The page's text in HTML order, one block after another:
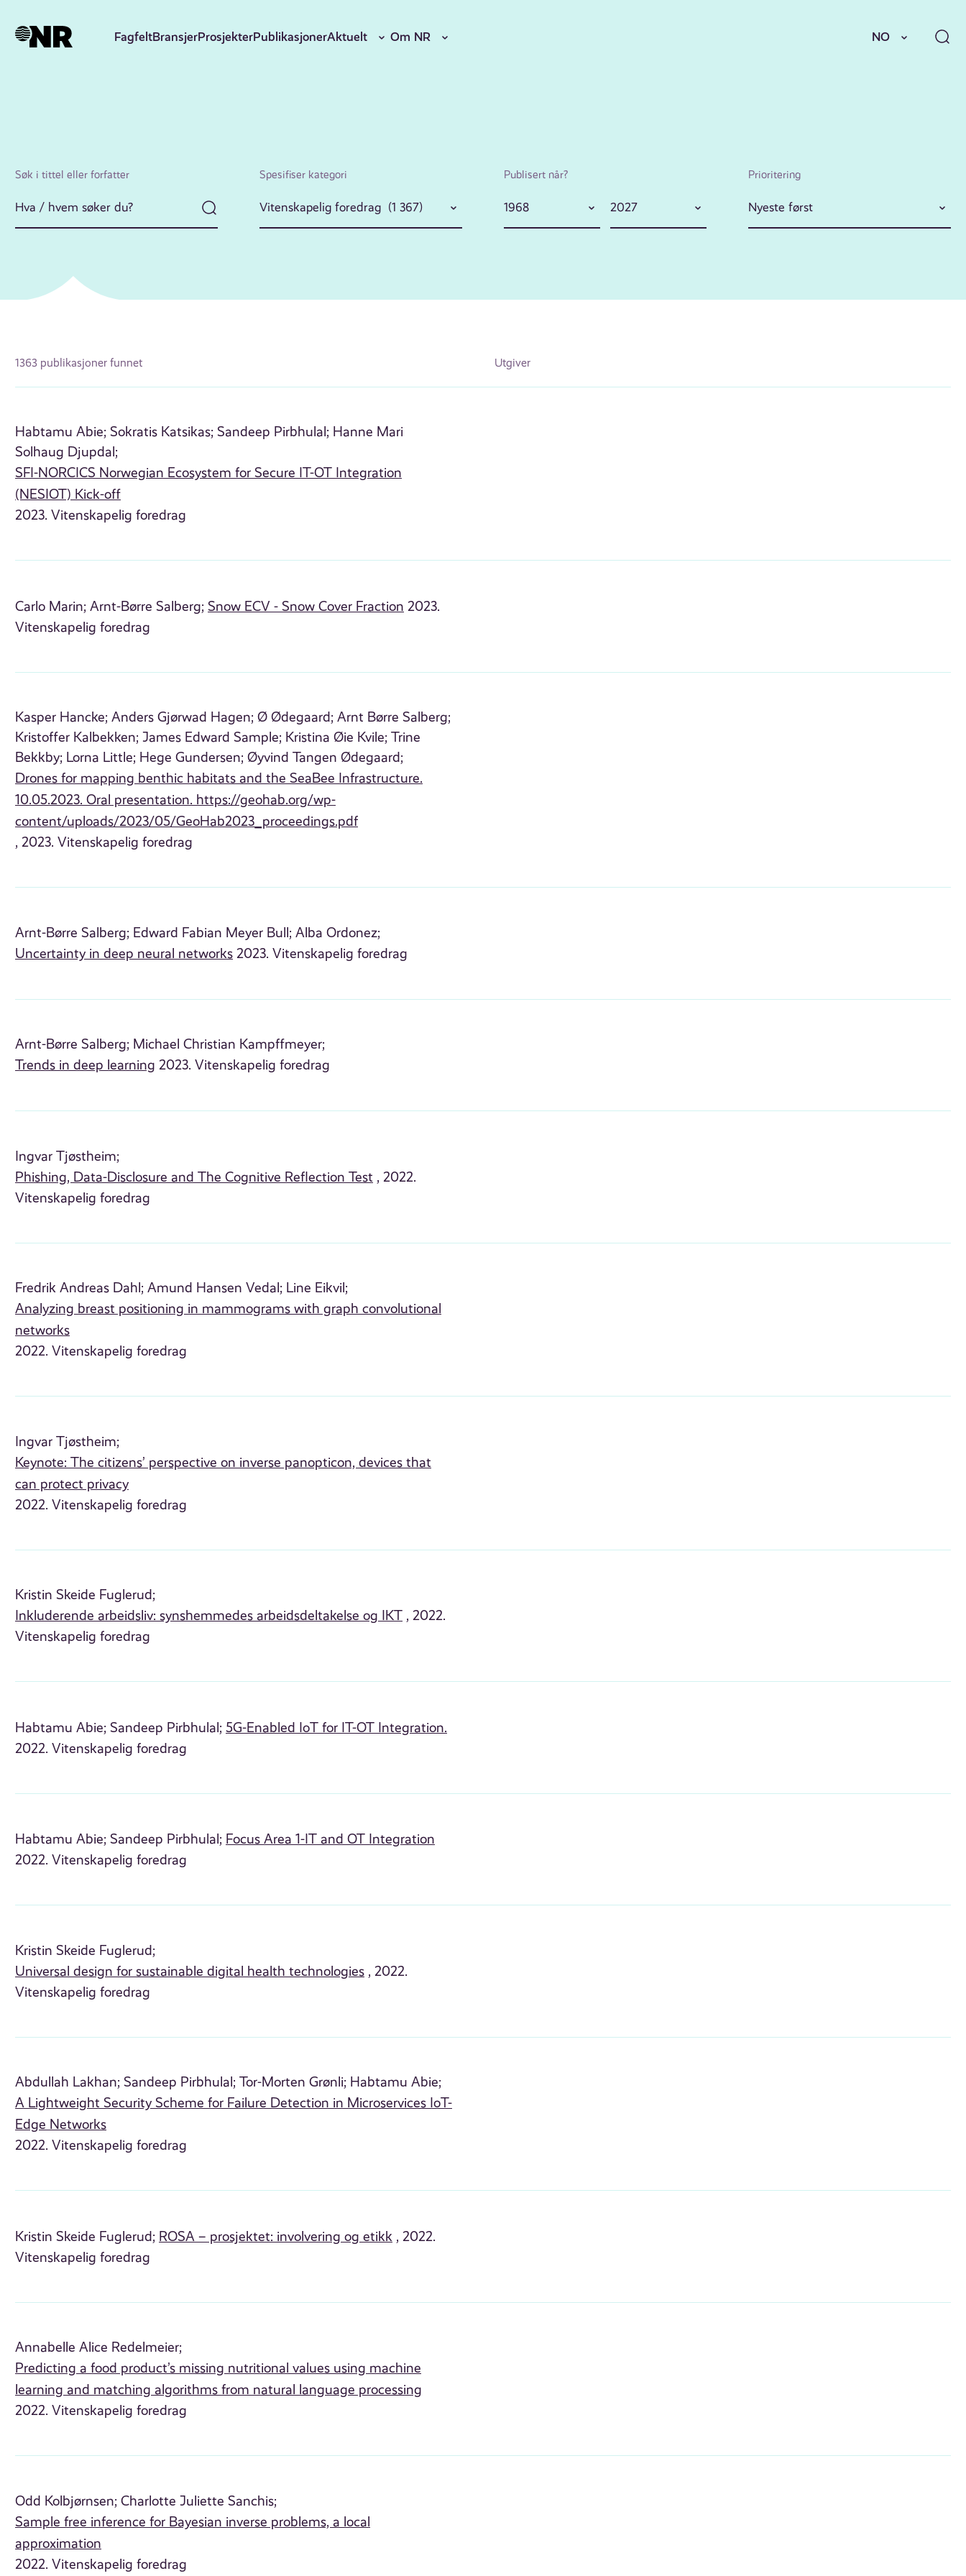
hovedinnhold
FagfeltBransjerProsjekterPublikasjonerAktuelt Om NR NO
Søk i tittel eller forfatter Spesifiser kategori
Vitenskapelig foredrag (1 367)
Publisert når?
1968 2027
Prioritering
Nyeste først
1363 publikasjoner funnet Utgiver
Habtamu Abie; Sokratis Katsikas; Sandeep Pirbhulal; Hanne Mari
Solhaug Djupdal;
SFI-NORCICS Norwegian Ecosystem for Secure IT-OT Integration
(NESIOT) Kick-off
2023. Vitenskapelig foredrag
Carlo Marin; Arnt-Børre Salberg; Snow ECV - Snow Cover Fraction 2023.
Vitenskapelig foredrag
Kasper Hancke; Anders Gjørwad Hagen; Ø Ødegaard; Arnt Børre Salberg;
Kristoffer Kalbekken; James Edward Sample; Kristina Øie Kvile; Trine
Bekkby; Lorna Little; Hege Gundersen; Øyvind Tangen Ødegaard;
Drones for mapping benthic habitats and the SeaBee Infrastructure.
10.05.2023. Oral presentation. https://geohab.org/wp-
content/uploads/2023/05/GeoHab2023_proceedings.pdf
, 2023. Vitenskapelig foredrag
Arnt-Børre Salberg; Edward Fabian Meyer Bull; Alba Ordonez;
Uncertainty in deep neural networks 2023. Vitenskapelig foredrag
Arnt-Børre Salberg; Michael Christian Kampffmeyer;
Trends in deep learning 2023. Vitenskapelig foredrag
Ingvar Tjøstheim;
Phishing, Data-Disclosure and The Cognitive Reflection Test , 2022.
Vitenskapelig foredrag
Fredrik Andreas Dahl; Amund Hansen Vedal; Line Eikvil;
Analyzing breast positioning in mammograms with graph convolutional
networks
2022. Vitenskapelig foredrag
Ingvar Tjøstheim;
Keynote: The citizens’ perspective on inverse panopticon, devices that
can protect privacy
2022. Vitenskapelig foredrag
Kristin Skeide Fuglerud;
Inkluderende arbeidsliv: synshemmedes arbeidsdeltakelse og IKT , 2022.
Vitenskapelig foredrag
Habtamu Abie; Sandeep Pirbhulal; 5G-Enabled IoT for IT-OT Integration.
2022. Vitenskapelig foredrag
Habtamu Abie; Sandeep Pirbhulal; Focus Area 1-IT and OT Integration
2022. Vitenskapelig foredrag
Kristin Skeide Fuglerud;
Universal design for sustainable digital health technologies , 2022.
Vitenskapelig foredrag
Abdullah Lakhan; Sandeep Pirbhulal; Tor-Morten Grønli; Habtamu Abie;
A Lightweight Security Scheme for Failure Detection in Microservices IoT-
Edge Networks
2022. Vitenskapelig foredrag
Kristin Skeide Fuglerud; ROSA – prosjektet: involvering og etikk , 2022.
Vitenskapelig foredrag
Annabelle Alice Redelmeier;
Predicting a food product’s missing nutritional values using machine
learning and matching algorithms from natural language processing
2022. Vitenskapelig foredrag
Odd Kolbjørnsen; Charlotte Juliette Sanchis;
Sample free inference for Bayesian inverse problems, a local
approximation
2022. Vitenskapelig foredrag